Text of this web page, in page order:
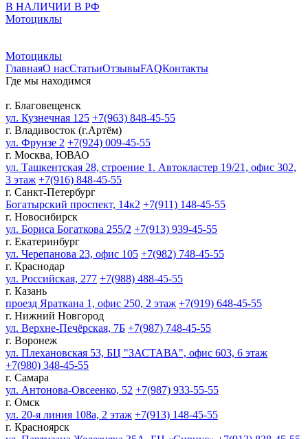
В НАЛИЧИИ В РФ
Мотоциклы
Мотоциклы
ГлавнаяО насСтатьиОтзывыFAQКонтакты
Где мы находимся
г. Благовещенск
ул. Кузнечная 125 +7(963) 848-45-55
г. Владивосток (г.Артём)
ул. Фрунзе 2 +7(924) 009-45-55
г. Москва, ЮВАО
ул. Ташкентская 28, строение 1. Автокластер 19/21, офис 302,
3 этаж +7(916) 848-45-55
г. Санкт-Петербург
Богатырский проспект, 14к2 +7(911) 148-45-55
г. Новосибирск
ул. Бориса Богаткова 255/2 +7(913) 939-45-55
г. Екатеринбург
ул. Черепанова 23, офис 105 +7(982) 748-45-55
г. Краснодар
ул. Российская, 277 +7(988) 488-45-55
г. Казань
проезд Яраткана 1, офис 250, 2 этаж +7(919) 648-45-55
г. Нижний Новгород
ул. Верхне-Печёрская, 7Б +7(987) 748-45-55
г. Воронеж
ул. Плехановская 53, БЦ "ЗАСТАВА", офис 603, 6 этаж
+7(980) 348-45-55
г. Самара
ул. Антонова-Овсеенко, 52 +7(987) 933-55-55
г. Омск
ул. 20-я линия 108а, 2 этаж +7(913) 148-45-55
г. Красноярск